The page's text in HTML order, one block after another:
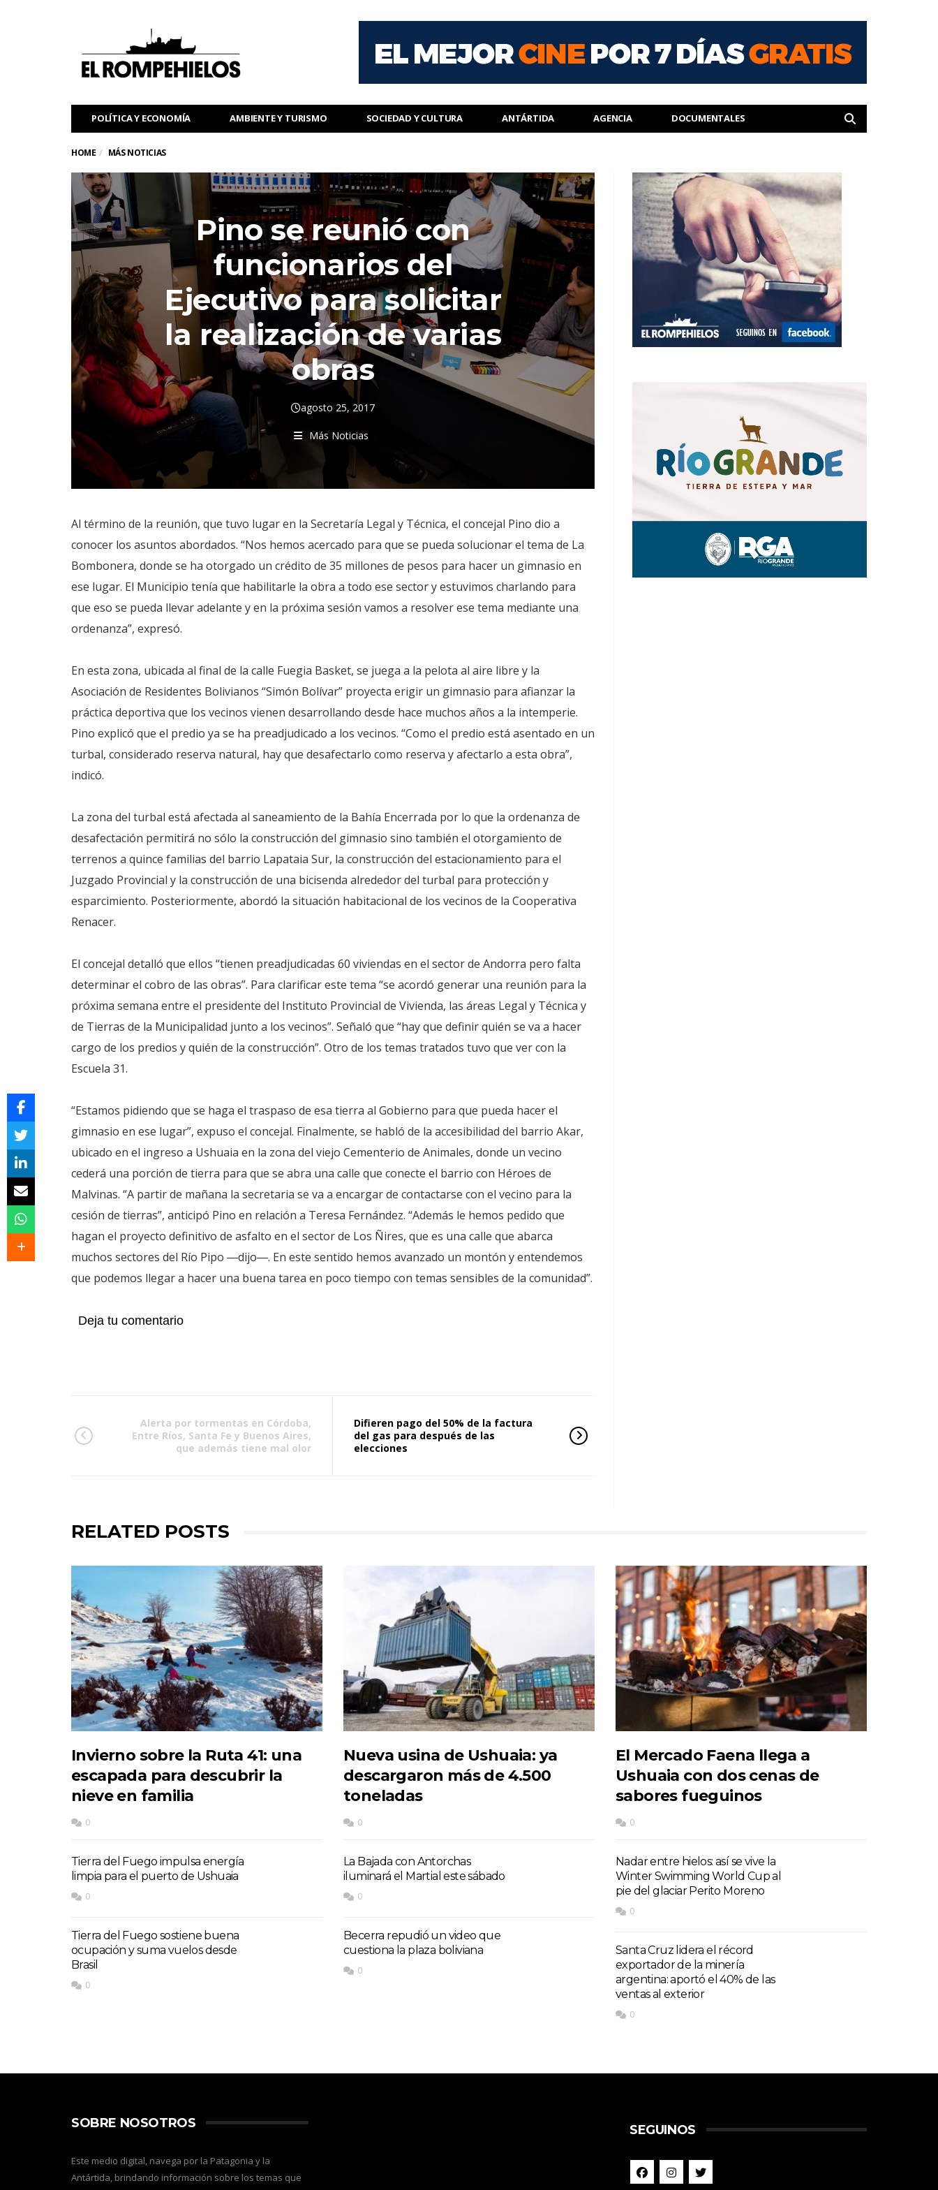
POLÍTICA Y ECONOMÍA AMBIENTE Y TURISMO SOCIEDAD Y CULTURA ANTÁRTIDA AGENCIA DOCUMENTALES
HOME MÁS NOTICIAS
Pino se reunió con
funcionarios del
Ejecutivo para solicitar
la realización de varias
obras
agosto 25, 2017
Más Noticias
Al término de la reunión, que tuvo lugar en la Secretaría Legal y Técnica, el concejal Pino dio a
conocer los asuntos abordados. “Nos hemos acercado para que se pueda solucionar el tema de La
Bombonera, donde se ha otorgado un crédito de 35 millones de pesos para hacer un gimnasio en
ese lugar. El Municipio tenía que habilitarle la obra a todo ese sector y estuvimos charlando para
que eso se pueda llevar adelante y en la próxima sesión vamos a resolver ese tema mediante una
ordenanza”, expresó.
En esta zona, ubicada al final de la calle Fuegia Basket, se juega a la pelota al aire libre y la
Asociación de Residentes Bolivianos “Simón Bolívar” proyecta erigir un gimnasio para afianzar la
práctica deportiva que los vecinos vienen desarrollando desde hace muchos años a la intemperie.
Pino explicó que el predio ya se ha preadjudicado a los vecinos. “Como el predio está asentado en un
turbal, considerado reserva natural, hay que desafectarlo como reserva y afectarlo a esta obra”,
indicó.
La zona del turbal está afectada al saneamiento de la Bahía Encerrada por lo que la ordenanza de
desafectación permitirá no sólo la construcción del gimnasio sino también el otorgamiento de
terrenos a quince familias del barrio Lapataia Sur, la construcción del estacionamiento para el
Juzgado Provincial y la construcción de una bicisenda alrededor del turbal para protección y
esparcimiento. Posteriormente, abordó la situación habitacional de los vecinos de la Cooperativa
Renacer.
El concejal detalló que ellos “tienen preadjudicadas 60 viviendas en el sector de Andorra pero falta
determinar el cobro de las obras”. Para clarificar este tema “se acordó generar una reunión para la
próxima semana entre el presidente del Instituto Provincial de Vivienda, las áreas Legal y Técnica y
de Tierras de la Municipalidad junto a los vecinos”. Señaló que “hay que definir quién se va a hacer
cargo de los predios y quién de la construcción”. Otro de los temas tratados tuvo que ver con la
Escuela 31.
“Estamos pidiendo que se haga el traspaso de esa tierra al Gobierno para que pueda hacer el
gimnasio en ese lugar”, expuso el concejal. Finalmente, se habló de la accesibilidad del barrio Akar,
ubicado en el ingreso a Ushuaia en la zona del viejo Cementerio de Animales, donde un vecino
cederá una porción de tierra para que se abra una calle que conecte el barrio con Héroes de
Malvinas. “A partir de mañana la secretaria se va a encargar de contactarse con el vecino para la
cesión de tierras”, anticipó Pino en relación a Teresa Fernández. “Además le hemos pedido que
hagan el proyecto definitivo de asfalto en el sector de Los Ñires, que es una calle que abarca
muchos sectores del Río Pipo ―dijo―. En este sentido hemos avanzado un montón y entendemos
que podemos llegar a hacer una buena tarea en poco tiempo con temas sensibles de la comunidad”.
Deja tu comentario
Alerta por tormentas en Córdoba,
Entre Ríos, Santa Fe y Buenos Aires,
que además tiene mal olor
Difieren pago del 50% de la factura
del gas para después de las
elecciones
RELATED POSTS
Invierno sobre la Ruta 41: una
escapada para descubrir la
nieve en familia
0
Tierra del Fuego impulsa energía
limpia para el puerto de Ushuaia
0
Tierra del Fuego sostiene buena
ocupación y suma vuelos desde
Brasil
0
Nueva usina de Ushuaia: ya
descargaron más de 4.500
toneladas
0
La Bajada con Antorchas
iluminará el Martial este sábado
0
Becerra repudió un video que
cuestiona la plaza boliviana
0
El Mercado Faena llega a
Ushuaia con dos cenas de
sabores fueguinos
0
Nadar entre hielos: así se vive la
Winter Swimming World Cup al
pie del glaciar Perito Moreno
0
Santa Cruz lidera el récord
exportador de la minería
argentina: aportó el 40% de las
ventas al exterior
0
SOBRE NOSOTROS
Este medio digital, navega por la Patagonia y la
Antártida, brindando información sobre los temas que
SEGUINOS